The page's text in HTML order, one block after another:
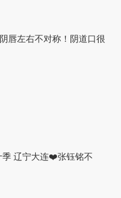
唇左右不对称！阴道口很
季 辽宁大连❤️张钰铭不